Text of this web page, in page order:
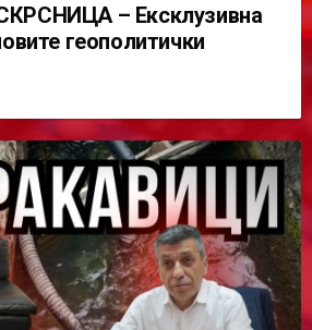
– Ексклузивна
геополитички